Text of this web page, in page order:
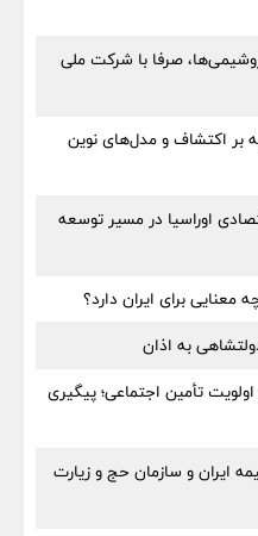
صرفا با شرکت ملی
بر اکتشاف و مدل‌های نوین
اوراسیا در مسیر توسعه
برای ایران دارد؟
به اذان
تأمین اجتماعی؛ پیگیری
ایران و سازمان حج و زیارت